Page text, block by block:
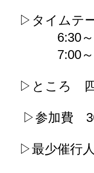
▷タイムテ
6:30～
7:00～
▷ところ 四
▷参加費
▷最少催行